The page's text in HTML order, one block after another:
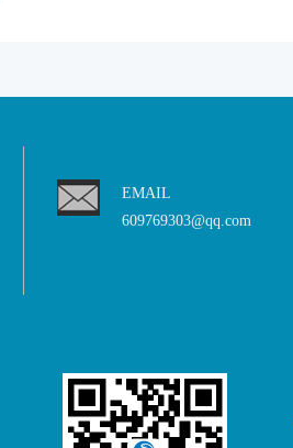
EMAIL
609769303@qq.com